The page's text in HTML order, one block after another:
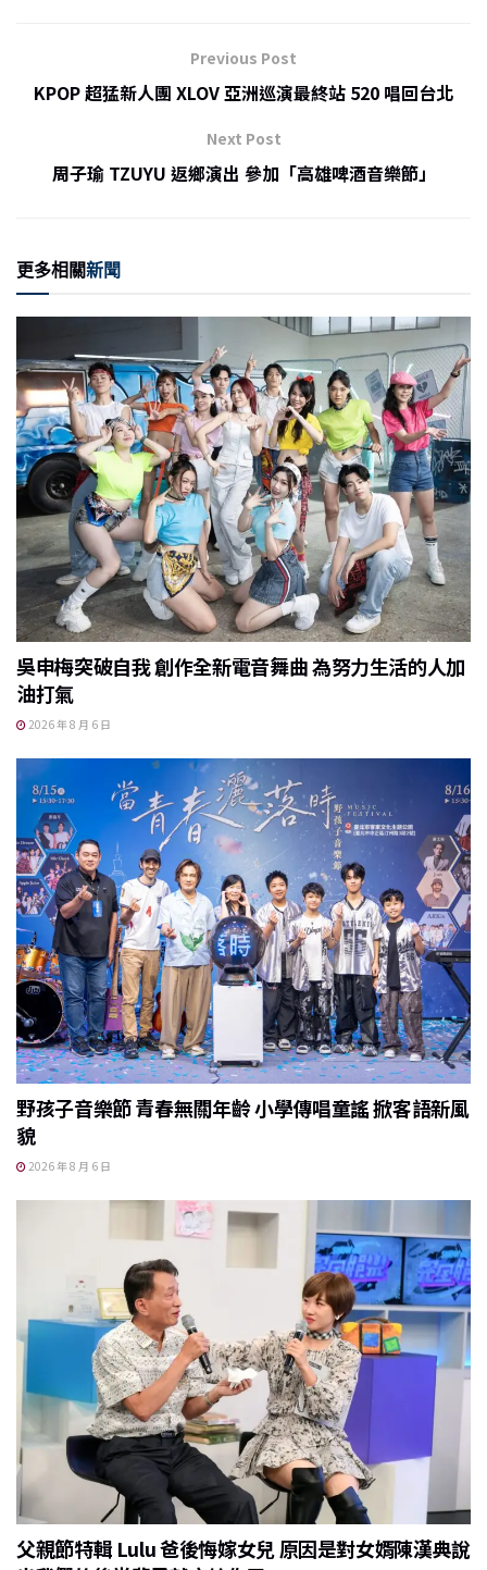
b
o
k
h
at
Previous Post
KPOP 超猛新人團 XLOV 亞洲巡演最終站 520 唱回台北
Next Post
周子瑜 TZUYU 返鄉演出 參加「高雄啤酒音樂節」
更多相關新聞
吳申梅突破自我 創作全新電音舞曲 為努力生活的人加
油打氣
2026 年 8 月 6 日
野孩子音樂節 青春無關年齡 小學傳唱童謠 掀客語新風
貌
2026 年 8 月 6 日
父親節特輯 Lulu 爸後悔嫁女兒 原因是對女婿陳漢典說